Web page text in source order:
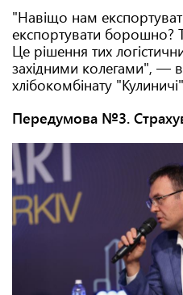
"Навіщо нам
експортувати борошно?
Це рішення тих
західними колегами", —
хлібокомбінату
Передумова №3.